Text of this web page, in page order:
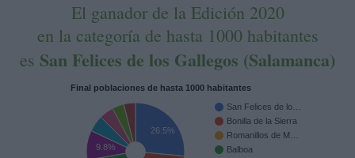
El ganador de la Edición 2020
en la categoría de hasta 1000 habitantes
es San Felices de los Gallegos (Salamanca)
Final poblaciones de hasta 1000 habitantes
San Felices de lo…
Bonilla de la Sierra
Romanillos de M…
Balboa
26.5%
9.8%